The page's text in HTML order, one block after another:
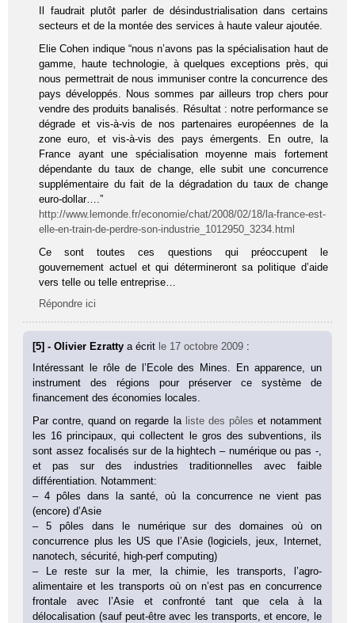
Il faudrait plutôt parler de désindustrialisation dans certains
secteurs et de la montée des services à haute valeur ajoutée.
Elie Cohen indique “nous n’avons pas la spécialisation haut de
gamme, haute technologie, à quelques exceptions près, qui
nous permettrait de nous immuniser contre la concurrence des
pays développés. Nous sommes par ailleurs trop chers pour
vendre des produits banalisés. Résultat : notre performance se
dégrade et vis-à-vis de nos partenaires européennes de la
zone euro, et vis-à-vis des pays émergents. En outre, la
France ayant une spécialisation moyenne mais fortement
dépendante du taux de change, elle subit une concurrence
supplémentaire du fait de la dégradation du taux de change
euro-dollar….”
http://www.lemonde.fr/economie/chat/2008/02/18/la-france-est-
elle-en-train-de-perdre-son-industrie_1012950_3234.html
Ce sont toutes ces questions qui préoccupent le
gouvernement actuel et qui détermineront sa politique d’aide
vers telle ou telle entreprise…
Répondre ici
[5] - Olivier Ezrattya écrit le 17 octobre 2009 :
Intéressant le rôle de l’Ecole des Mines. En apparence, un
instrument des régions pour préserver ce système de
financement des économies locales.
Par contre, quand on regarde la liste des pôles et notamment
les 16 principaux, qui collectent le gros des subventions, ils
sont assez focalisés sur de la hightech – numérique ou pas -,
et pas sur des industries traditionnelles avec faible
différentiation. Notamment:
– 4 pôles dans la santé, où la concurrence ne vient pas
(encore) d’Asie
– 5 pôles dans le numérique sur des domaines où on
concurrence plus les US que l’Asie (logiciels, jeux, Internet,
nanotech, sécurité, high-perf computing)
– Le reste sur la mer, la chimie, les transports, l’agro-
alimentaire et les transports où on n’est pas en concurrence
frontale avec l’Asie et confronté tant que cela à la
délocalisation (sauf peut-être avec les transports, et encore, le